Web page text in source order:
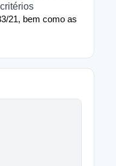
21, bem como as